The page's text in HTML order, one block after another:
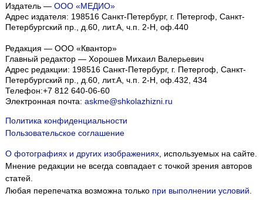
Издатель — ООО «МЕДИО»
Адрес издателя: 198516 Санкт-Петербург, г. Петергоф, Санкт-
Петербургский пр., д.60, лит.А, ч.п. 2-Н, оф.440
Редакция — ООО «Квантор»
Главный редактор — Хорошев Михаил Валерьевич
Адрес редакции: 198516 Санкт-Петербург, г. Петергоф Санкт-
Петербургский пр., д.60, лит.А, ч.п. 2-Н, оф.432, 434
Телефон:+7 812 640-06-60
Электронная почта: askme@shkolazhizni.ru
Политика конфиденциальности
Пользовательское соглашение
О фотографиях и других изображениях, используемых на сайте.
Мнение редакции не всегда совпадает с точкой зрения авторов
статей.
Любая перепечатка возможна только при выполнении условий